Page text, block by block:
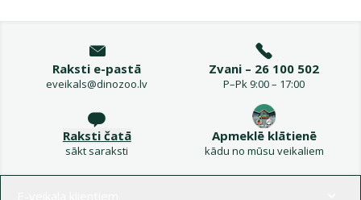
Raksti e-pastā
eveikals@dinozoo.lv
Zvani – 26 100 502
P–Pk 9:00 – 17:00
Raksti čatā
sākt saraksti
Apmeklē klātienē
kādu no mūsu veikaliem